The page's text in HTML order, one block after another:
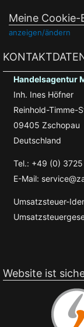
Meine Cookie-
anzeigen/ändern
Handelsagentur
Inh. Ines Höfner
Reinhold-Timme-
09405 Zschopau
Deutschland
Tel.: +49 (0)
E-Mail:
Umsatzsteuer-
Website ist